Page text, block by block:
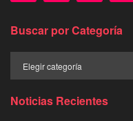
Buscar por Categoría
por
Noticias Recientes